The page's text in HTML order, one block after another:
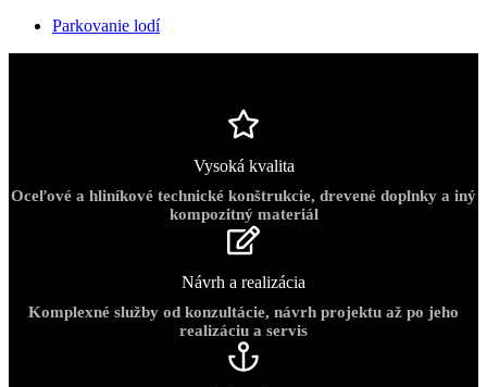
Parkovanie lodí
Vysoká kvalita
Oceľové a hliníkové technické konštrukcie, drevené doplnky a iný
kompozitný materiál
Návrh a realizácia
Komplexné služby od konzultácie, návrh projektu až po jeho
realizáciu a servis